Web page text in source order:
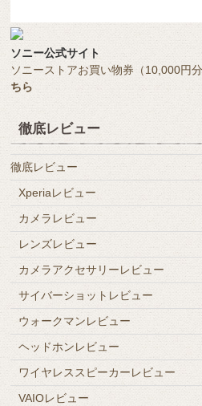
ソニー公式サイト
ソニーストアお買い物券（10,000円
ちら
徹底レビュー
徹底レビュー
Xperiaレビュー
カメラレビュー
レンズレビュー
カメラアクセサリーレビュー
サイバーショットレビュー
ウォークマンレビュー
ヘッドホンレビュー
ワイヤレススピーカーレビュー
VAIOレビュー